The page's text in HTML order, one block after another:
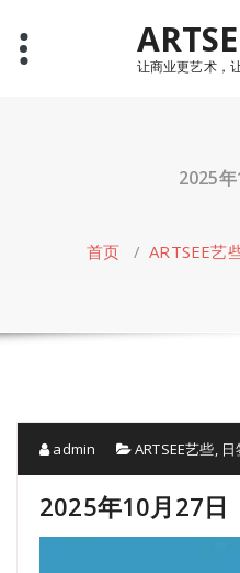
content
让商业更艺术，
2025
首页 /ARTSEE艺
admin ARTSEE艺些, 日
2025年10月27日